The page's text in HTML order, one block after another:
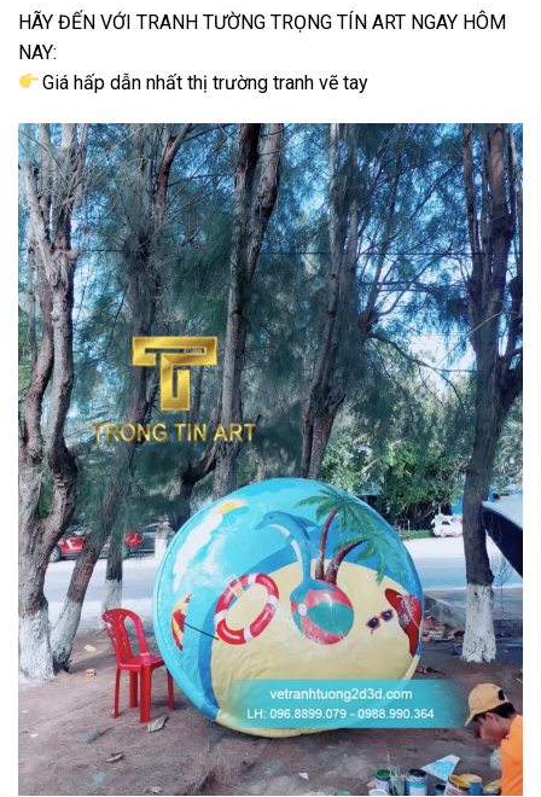
HÃY ĐẾN VỚI TRANH TƯỜNG TRỌNG TÍN ART NGAY HÔM
NAY:
Giá hấp dẫn nhất thị trường tranh vẽ tay